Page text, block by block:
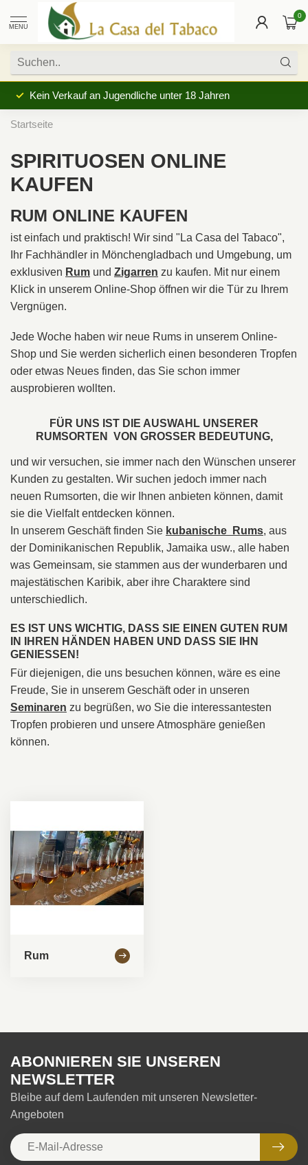
MENU
0
Kein Verkauf an Jugendliche unter 18 Jahren
Startseite
SPIRITUOSEN ONLINE
KAUFEN
RUM ONLINE KAUFEN
ist einfach und praktisch! Wir sind "La Casa del Tabaco",
Ihr Fachhändler in Mönchengladbach und Umgebung, um
exklusiven Rum und Zigarren zu kaufen. Mit nur einem
Klick in unserem Online-Shop öffnen wir die Tür zu Ihrem
Vergnügen.
Jede Woche haben wir neue Rums in unserem Online-
Shop und Sie werden sicherlich einen besonderen Tropfen
oder etwas Neues finden, das Sie schon immer
ausprobieren wollten.
FÜR UNS IST DIE AUSWAHL UNSERER
RUMSORTEN
VON GROSSER BEDEUTUNG,
und wir versuchen, sie immer nach den Wünschen unserer
Kunden zu gestalten. Wir suchen jedoch immer nach
neuen Rumsorten, die wir Ihnen anbieten können, damit
sie die Vielfalt entdecken können.
In unserem Geschäft finden Sie kubanische Rums, aus
der Dominikanischen Republik, Jamaika usw., alle haben
was Gemeinsam, sie stammen aus der wunderbaren und
majestätischen Karibik, aber ihre Charaktere sind
unterschiedlich.
ES IST UNS WICHTIG, DASS SIE EINEN GUTEN RUM
IN IHREN HÄNDEN HABEN UND DASS SIE IHN
GENIESSEN!
Für diejenigen, die uns besuchen können, wäre es eine
Freude, Sie in unserem Geschäft oder in unseren
Seminaren zu begrüßen, wo Sie die interessantesten
Tropfen probieren und unsere Atmosphäre genießen
können.
Rum
ABONNIEREN SIE UNSEREN
NEWSLETTER
Bleibe auf dem Laufenden mit unseren Newsletter-
Angeboten